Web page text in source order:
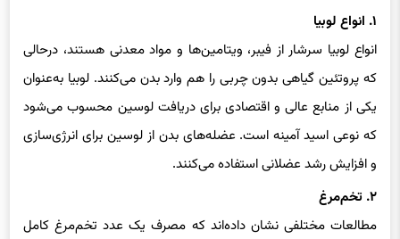
۱. انواع لوبیا
انواع لوبیا سرشار از فیبر، ویتامین‌ها و مواد معدنی هستند، درحالی
که پروتئین گیاهی بدون چربی را هم وارد بدن می‌کنند. لوبیا به‌عنوان
یکی از منابع عالی و اقتصادی برای دریافت لوسین محسوب می‌شود
که نوعی اسید آمینه است. عضله‌های بدن از لوسین برای انرژی‌سازی
و افزایش رشد عضلانی استفاده می‌کنند.
۲. تخم‌مرغ
مطالعات مختلفی نشان داده‌اند که مصرف یک عدد تخم‌مرغ کامل